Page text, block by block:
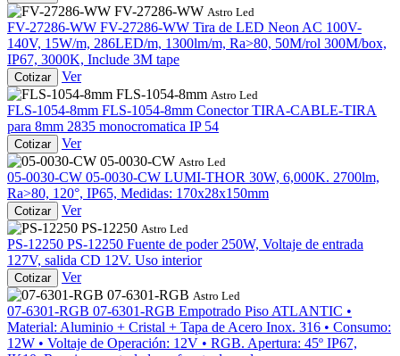
FV-27286-WW Astro Led
FV-27286-WW FV-27286-WW Tira de LED Neon AC 100V-
140V, 15W/m, 286LED/m, 1300lm/m, Ra>80, 50M/rol 300M/box,
IP67, 3000K, Include 3M tape
Cotizar
Ver
FLS-1054-8mm Astro Led
FLS-1054-8mm FLS-1054-8mm Conector TIRA-CABLE-TIRA
para 8mm 2835 monocromatica IP 54
Cotizar
Ver
05-0030-CW Astro Led
05-0030-CW 05-0030-CW LUMI-THOR 30W, 6,000K. 2700lm,
Ra>80, 120°, IP65, Medidas: 170x28x150mm
Cotizar
Ver
PS-12250 Astro Led
PS-12250 PS-12250 Fuente de poder 250W, Voltaje de entrada
127V, salida CD 12V. Uso interior
Cotizar
Ver
07-6301-RGB Astro Led
07-6301-RGB 07-6301-RGB Empotrado Piso ATLANTIC •
Material: Aluminio + Cristal + Tapa de Acero Inox. 316 • Consumo:
12W • Voltaje de Operación: 12V • RGB. Apertura: 45º IP67,